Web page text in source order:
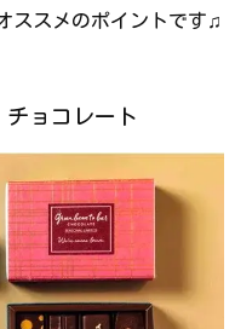
ススメのポイントです♫
ョコレート